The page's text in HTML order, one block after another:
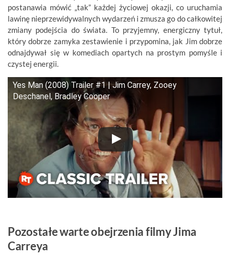
postanawia mówić „tak” każdej życiowej okazji, co uruchamia
lawinę nieprzewidywalnych wydarzeń i zmusza go do całkowitej
zmiany podejścia do świata. To przyjemny, energiczny tytuł,
który dobrze zamyka zestawienie i przypomina, jak Jim dobrze
odnajdywał się w komediach opartych na prostym pomyśle i
czystej energii.
Yes Man (2008) Trailer #1 | Jim Carrey, Zooey
Deschanel, Bradley Cooper
Pozostałe warte obejrzenia filmy Jima
Carreya